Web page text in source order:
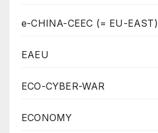
e-CHINA-CEEC (= EU-EAST)
EAEU
ECO-CYBER-WAR
ECONOMY